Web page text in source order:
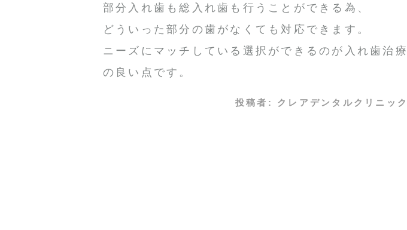
部分入れ歯も総入れ歯も行うことができる為、
どういった部分の歯がなくても対応できます。
ニーズにマッチしている選択ができるのが入れ歯治療
の良い点です。
投稿者: クレアデンタルクリニック